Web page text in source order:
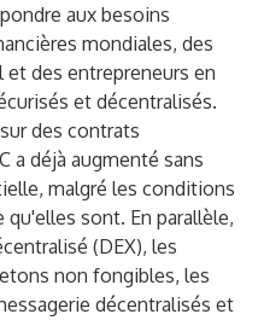
aux besoins
mondiales, des
des entrepreneurs en
et décentralisés.
des contrats
a déjà augmenté sans
malgré les conditions
sont. En parallèle,
(DEX), les
non fongibles, les
décentralisés et